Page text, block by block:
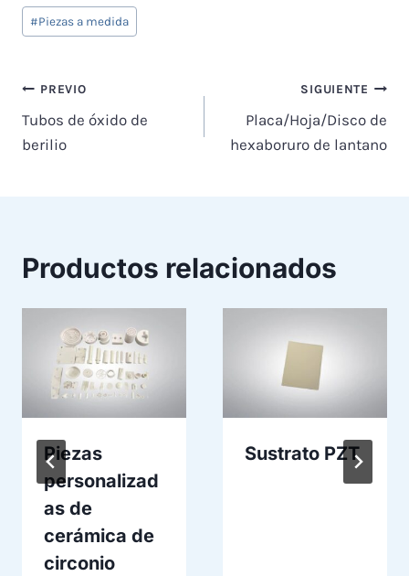
Tags
de
#Piezas a medida
Navegación
de
PREVIO
Tubos de óxido de
berilio
SIGUIENTE
Placa/Hoja/Disco de
hexaboruro de lantano
Productos relacionados
Piezas
personalizad
as de
cerámica de
circonio
Sustrato PZT